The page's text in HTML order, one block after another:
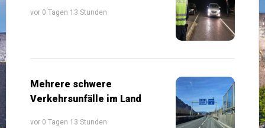
vor 0 Tagen 13 Stunden
Mehrere schwere
Verkehrsunfälle im Land
vor 0 Tagen 13 Stunden